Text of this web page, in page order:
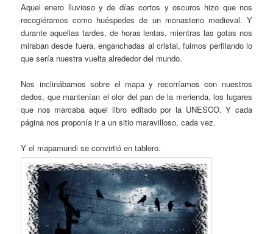
Aquel enero lluvioso y de días cortos y oscuros hizo que nos
recogiéramos como huéspedes de un monasterio medieval. Y
durante aquellas tardes, de horas lentas, mientras las gotas nos
miraban desde fuera, enganchadas al cristal, fuimos perfilando lo
que sería nuestra vuelta alrededor del mundo.
Nos inclinábamos sobre el mapa y recorríamos con nuestros
dedos, que mantenían el olor del pan de la merienda, los lugares
que nos marcaba aquel libro editado por la UNESCO. Y cada
página nos proponía ir a un sitio maravilloso, cada vez.
Y el mapamundi se convirtió en tablero.